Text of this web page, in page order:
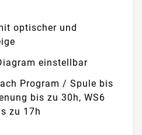
optischer und
einstellbar
Program / Spule bis
bis zu 30h, WS6
zu 17h